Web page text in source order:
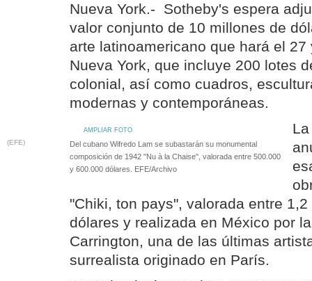
Nueva York.- Sotheby's espera
valor conjunto de 10 millones de
arte latinoamericano que hará el
Nueva York, que incluye 200 lotes
colonial, así como cuadros,
modernas y contemporáneas.
AMPLIAR FOTO
(EFE)
Del cubano Wifredo Lam se subastarán su monumental
composición de 1942 "Nu à la Chaise", valorada entre 500.000
y 600.000 dólares. EFE/Archivo
"Chiki, ton pays", valorada entre
dólares y realizada en México por
Carrington, una de las últimas
surrealista originado en París.